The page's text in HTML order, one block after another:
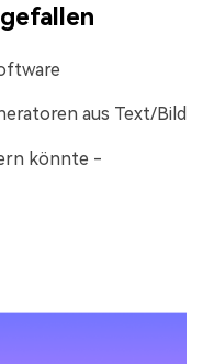
aus Text/Bild
könnte -